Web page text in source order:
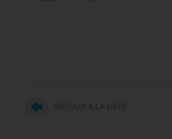
RETOUR À LA LISTE